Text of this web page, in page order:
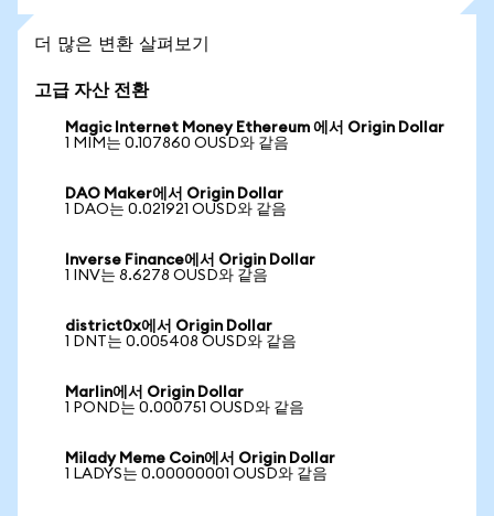
더 많은 변환 살펴보기
고급 자산 전환
Magic Internet Money Ethereum 에서 Origin Dollar
1 MIM는 0.107860 OUSD와 같음
DAO Maker에서 Origin Dollar
1 DAO는 0.021921 OUSD와 같음
Inverse Finance에서 Origin Dollar
1 INV는 8.6278 OUSD와 같음
district0x에서 Origin Dollar
1 DNT는 0.005408 OUSD와 같음
Marlin에서 Origin Dollar
1 POND는 0.000751 OUSD와 같음
Milady Meme Coin에서 Origin Dollar
1 LADYS는 0.00000001 OUSD와 같음